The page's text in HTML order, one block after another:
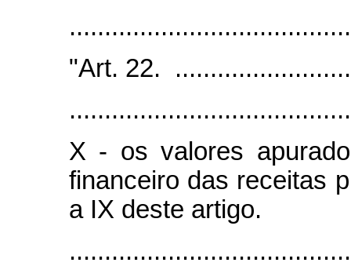
"Art. 22.
X - os valores
financeiro das receitas
a IX deste artigo.